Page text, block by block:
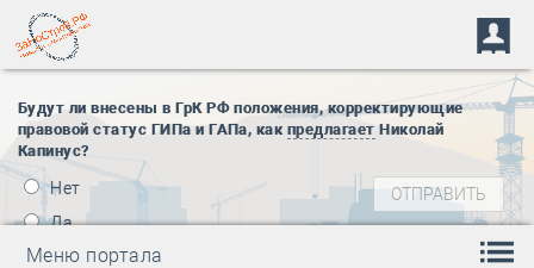
Будут ли внесены в ГрК РФ положения, корректирующие
правовой статус ГИПа и ГАПа, как предлагает Николай
Капинус?
Нет
Да
Меню портала